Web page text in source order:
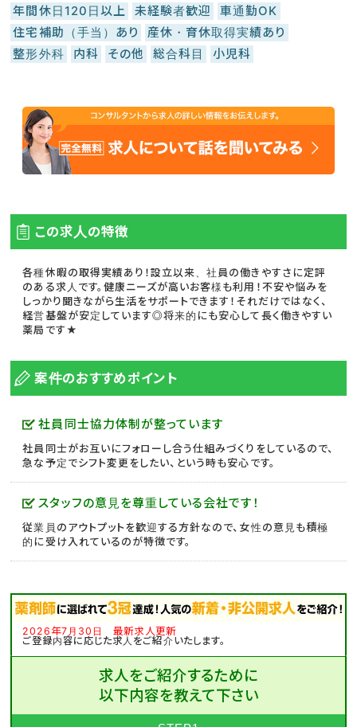
年間休日120日以上 未経験者歓迎
車通勤OK
住宅補助（手当）あり
産休・育休取得実績あり
整形外科
内科 その他 総合科目 小児科
この求人の特徴
各種休暇の取得実績あり！設立以来、社員の働きやすさに定評
のある求人です。健康ニーズが高いお客様も利用！不安や悩みを
しっかり聞きながら生活をサポートできます！それだけではなく、
経営基盤が安定しています◎将来的にも安心して長く働きやすい
薬局です★
案件のおすすめポイント
社員同士協力体制が整っています
社員同士がお互いにフォローし合う仕組みづくりをしているので、
急な予定でシフト変更をしたい、という時も安心です。
スタッフの意見を尊重している会社です！
従業員のアウトプットを歓迎する方針なので、女性の意見も積極
的に受け入れているのが特徴です。
2026年7月30日 最新求人更新
ご登録内容に応じた求人をご紹介いたします。
求人をご紹介するために
以下内容を教えて下さい